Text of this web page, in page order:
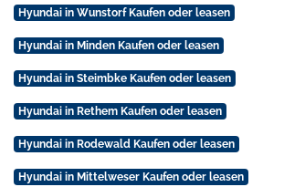
Hyundai in Wunstorf Kaufen oder leasen
Hyundai in Minden Kaufen oder leasen
Hyundai in Steimbke Kaufen oder leasen
Hyundai in Rethem Kaufen oder leasen
Hyundai in Rodewald Kaufen oder leasen
Hyundai in Mittelweser Kaufen oder leasen